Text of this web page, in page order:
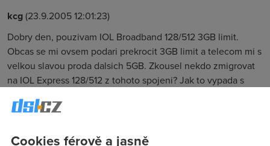
kcg(23.9.2005 12:01:23)
Dobry den, pouzivam IOL Broadband 128/512 3GB limit.
Obcas se mi ovsem podari prekrocit 3GB limit a telecom mi s
velkou slavou proda dalsich 5GB. Zkousel nekdo zmigrovat
na IOL Express 128/512 z tohoto spojeni? Jak to vypada s
Broadband? Taky by mohlo byt zajimave srovnani IOL
tyto dva produkty jsou za stejnou cenu. Dekuji a preji pekny
Cookies férově a jasně